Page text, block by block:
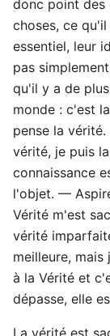
donc point des
choses, ce
essentiel, leur
pas
qu'il y a de
monde : c'est
pense la
vérité, je puis
connaissance
l'objet. —
Vérité m'est
vérité
meilleure,
à la Vérité et
dépasse, elle
La vérité est